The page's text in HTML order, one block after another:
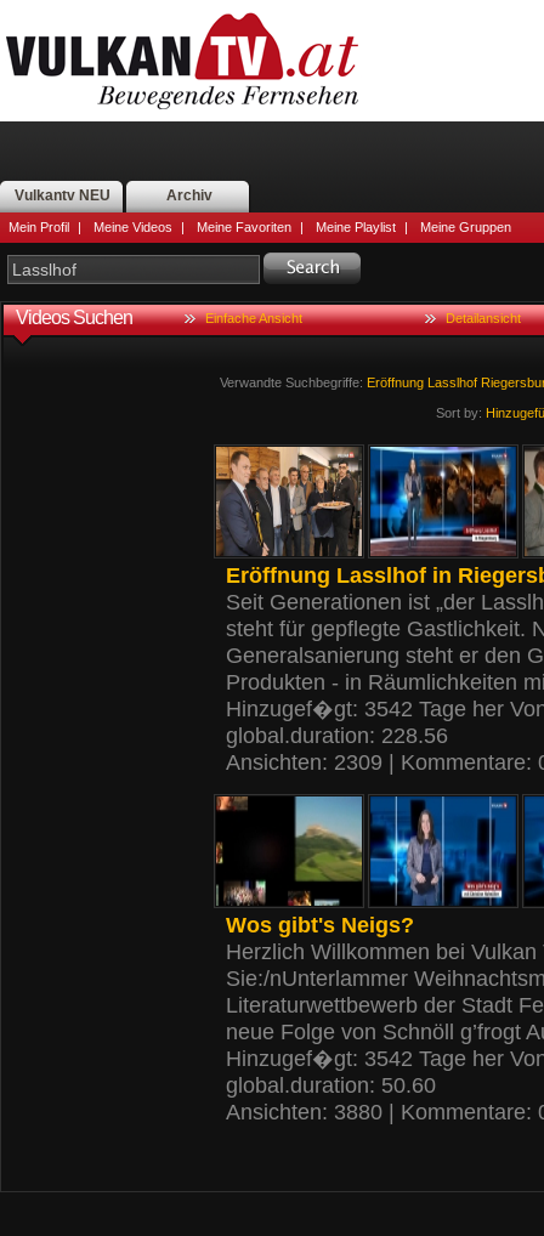
Vulkantv NEU Archiv
Mein Profil | Meine Videos | Meine Favoriten | Meine Playlist | Meine Gruppen
Videos Suchen Einfache Ansicht Detailansicht
Verwandte Suchbegriffe: Eröffnung Lasslhof
Sort by:
Eröffnung Lasslhof in
Seit Generationen ist „der
steht für gepflegte Gastlichkeit.
Generalsanierung steht er den
Produkten - in Räumlichkeiten
Hinzugef�gt: 3542 Tage her
global.duration: 228.56
Ansichten: 2309 | Kommentare:
Wos gibt's Neigs?
Herzlich Willkommen bei
Sie:/nUnterlammer
Literaturwettbewerb der Stadt
neue Folge von Schnöll g’frogt
Hinzugef�gt: 3542 Tage her
global.duration: 50.60
Ansichten: 3880 | Kommentare: